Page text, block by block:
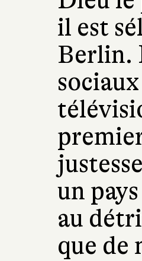
il est
Berlin.
un
au
que de